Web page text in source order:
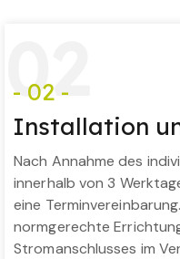
02
- 02 -
Installation
Nach Annahme des
innerhalb von 3
eine
normgerechte
Stromanschlusses im